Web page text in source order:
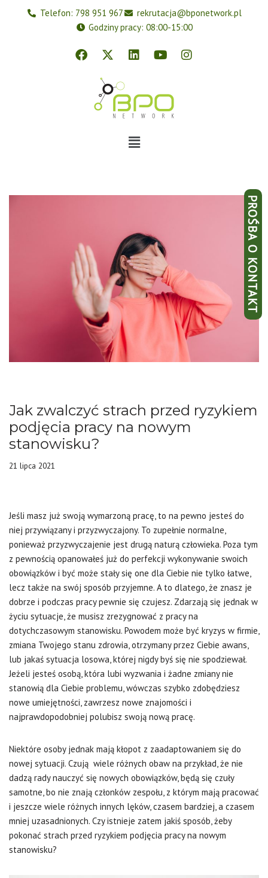
Telefon: 798 951 967
rekrutacja@bponetwork.pl
Godziny pracy: 08:00-15:00
Jak zwalczyć strach przed ryzykiem
podjęcia pracy na nowym
stanowisku?
21 lipca 2021
Jeśli masz już swoją wymarzoną pracę, to na pewno jesteś do
niej przywiązany i przyzwyczajony. To zupełnie normalne,
ponieważ przyzwyczajenie jest drugą naturą człowieka. Poza tym
z pewnością opanowałeś już do perfekcji wykonywanie swoich
obowiązków i być może stały się one dla Ciebie nie tylko łatwe,
lecz także na swój sposób przyjemne. A to dlatego, że znasz je
dobrze i podczas pracy pewnie się czujesz. Zdarzają się jednak w
życiu sytuacje, że musisz zrezygnować z pracy na
dotychczasowym stanowisku. Powodem może być kryzys w firmie,
zmiana Twojego stanu zdrowia, otrzymany przez Ciebie awans,
lub jakaś sytuacja losowa, której nigdy byś się nie spodziewał.
Jeżeli jesteś osobą, która lubi wyzwania i żadne zmiany nie
stanowią dla Ciebie problemu, wówczas szybko zdobędziesz
nowe umiejętności, zawrzesz nowe znajomości i
najprawdopodobniej polubisz swoją nową pracę.
Niektóre osoby jednak mają kłopot z zaadaptowaniem się do
nowej sytuacji. Czują wiele różnych obaw na przykład, że nie
dadzą rady nauczyć się nowych obowiązków, będą się czuły
samotne, bo nie znają członków zespołu, z którym mają pracować
i jeszcze wiele różnych innych lęków, czasem bardziej, a czasem
mniej uzasadnionych. Czy istnieje zatem jakiś sposób, żeby
pokonać strach przed ryzykiem podjęcia pracy na nowym
stanowisku?
PROŚBA O KONTAKT